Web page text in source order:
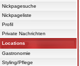
Nickpagesuche
Nickpageliste
Profil
Private Nachrichten
Locations
Gastronomie
Styling/Pflege